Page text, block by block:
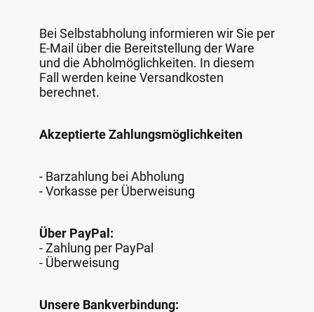
Bei Selbstabholung informieren wir Sie per
E-Mail über die Bereitstellung der Ware
und die Abholmöglichkeiten. In diesem
Fall werden keine Versandkosten
berechnet.
Akzeptierte Zahlungsmöglichkeiten
- Barzahlung bei Abholung
- Vorkasse per Überweisung
Über PayPal:
- Zahlung per PayPal
- Überweisung
Unsere Bankverbindung: